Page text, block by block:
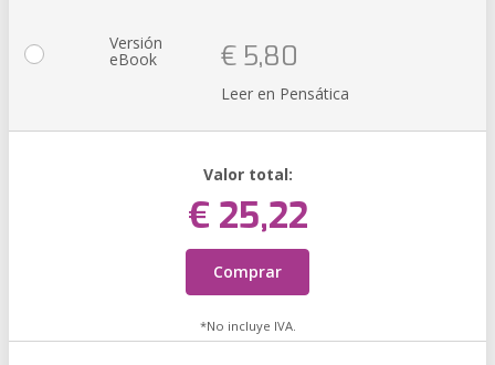
Versión
eBook € 5,80
Leer en Pensática
Valor total:
€ 25,22
Comprar
*No incluye IVA.